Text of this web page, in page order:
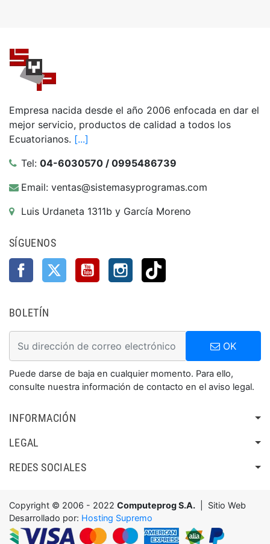
Empresa nacida desde el año 2006 enfocada en dar el
mejor servicio, productos de calidad a todos los
Ecuatorianos. [...]
Tel: 04-6030570 / 0995486739
Email: ventas@sistemasyprogramas.com
Luis Urdaneta 1311b y García Moreno
SÍGUENOS
FacebookTwitter YouTube Instagram
BOLETÍN
OK
Puede darse de baja en cualquier momento. Para ello,
consulte nuestra información de contacto en el aviso legal.
INFORMACIÓN
LEGAL
REDES SOCIALES
Copyright © 2006 - 2022 Computeprog S.A. | Sitio Web
Desarrollado por: Hosting Supremo